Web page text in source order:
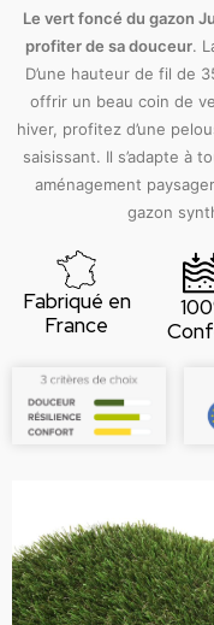
Le vert foncé du gazon
profiter de sa douceur.
D’une hauteur de fil de
offrir un beau coin de
hiver, profitez d’une
saisissant. Il s’adapte à
aménagement
gazon
Fabriqué en
France